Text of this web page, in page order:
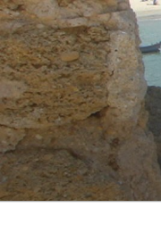
Aller
au
contenu
principal